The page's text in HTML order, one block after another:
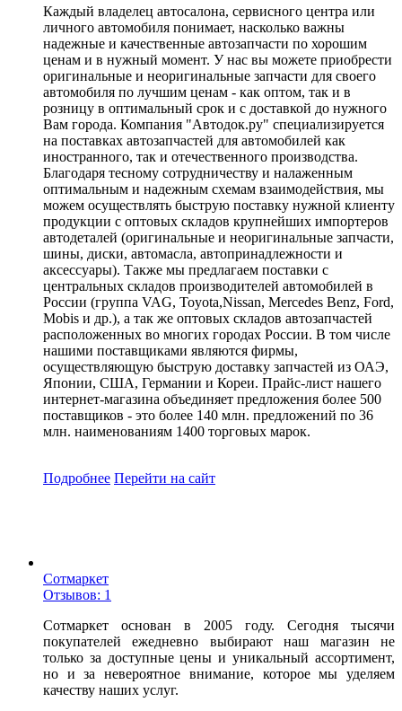
Каждый владелец автосалона, сервисного центра или
личного автомобиля понимает, насколько важны
надежные и качественные автозапчасти по хорошим
ценам и в нужный момент. У нас вы можете приобрести
оригинальные и неоригинальные запчасти для своего
автомобиля по лучшим ценам - как оптом, так и в
розницу в оптимальный срок и с доставкой до нужного
Вам города. Компания "Автодок.ру" специализируется
на поставках автозапчастей для автомобилей как
иностранного, так и отечественного производства.
Благодаря тесному сотрудничеству и налаженным
оптимальным и надежным схемам взаимодействия, мы
можем осуществлять быструю поставку нужной клиенту
продукции с оптовых складов крупнейших импортеров
автодеталей (оригинальные и неоригинальные запчасти,
шины, диски, автомасла, автопринадлежности и
аксессуары). Также мы предлагаем поставки с
центральных складов производителей автомобилей в
России (группа VAG, Toyota,Nissan, Mercedes Benz, Ford,
Mobis и др.), а так же оптовых складов автозапчастей
расположенных во многих городах России. В том числе
нашими поставщиками являются фирмы,
осуществляющую быструю доставку запчастей из ОАЭ,
Японии, США, Германии и Кореи. Прайс-лист нашего
интернет-магазина объединяет предложения более 500
поставщиков - это более 140 млн. предложений по 36
млн. наименованиям 1400 торговых марок.
Подробнее Перейти на сайт
Сотмаркет
Отзывов: 1
Сотмаркет основан в 2005 году. Сегодня тысячи
покупателей ежедневно выбирают наш магазин не
только за доступные цены и уникальный ассортимент,
но и за невероятное внимание, которое мы уделяем
качеству наших услуг.